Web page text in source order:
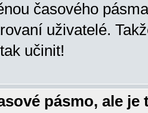
časového
uživatelé.
učinit!
pásmo, ale je